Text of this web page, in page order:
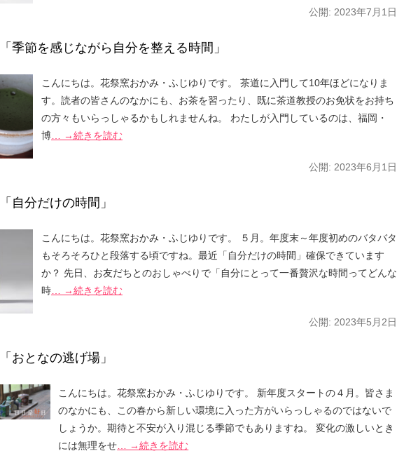
公開: 2023年7月1日
季節を感じながら自分を整える時間」
こんにちは。花祭窯おかみ・ふじゆりです。 茶道に入門して10年ほどになりま
す。読者の皆さんのなかにも、お茶を習ったり、既に茶道教授のお免状をお持ち
の方々もいらっしゃるかもしれませんね。 わたしが入門しているのは、福岡・
博… →続きを読む
公開: 2023年6月1日
自分だけの時間」
こんにちは。花祭窯おかみ・ふじゆりです。 ５月。年度末～年度初めのバタバタ
もそろそろひと段落する頃ですね。最近「自分だけの時間」確保できています
か？ 先日、お友だちとのおしゃべりで「自分にとって一番贅沢な時間ってどんな
時… →続きを読む
公開: 2023年5月2日
おとなの逃げ場」
こんにちは。花祭窯おかみ・ふじゆりです。 新年度スタートの４月。皆さま
のなかにも、この春から新しい環境に入った方がいらっしゃるのではないで
しょうか。期待と不安が入り混じる季節でもありますね。 変化の激しいとき
には無理をせ… →続きを読む